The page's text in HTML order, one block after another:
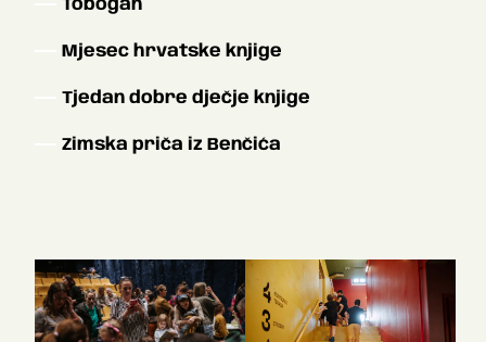
Tobogan
Mjesec hrvatske knjige
Tjedan dobre dječje knjige
Zimska priča iz Benčića